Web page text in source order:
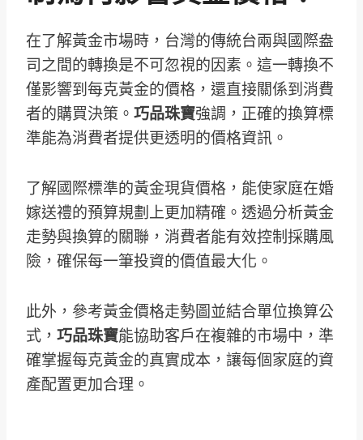
在了解黃金市場時，台灣的傳統台兩與國際盎
司之間的轉換是不可忽視的因素。這一轉換不
僅影響到每克黃金的價格，還直接關係到消費
者的購買決策。 巧品珠寶強調，正確的換算標
準能為消費者提供更透明的價格資訊。
了解國際標準的黃金現貨價格，能使家庭在婚
嫁送禮的預算規劃上更加精確。透過分析黃金
走勢與換算的關聯，消費者能有效控制採購風
險，確保每一筆投資的價值最大化。
此外，參考黃金價格走勢圖並結合單位換算公
式， 巧品珠寶能協助客戶在複雜的市場中，準
確掌握每克黃金的真實成本，讓每個家庭的資
產配置更加合理。